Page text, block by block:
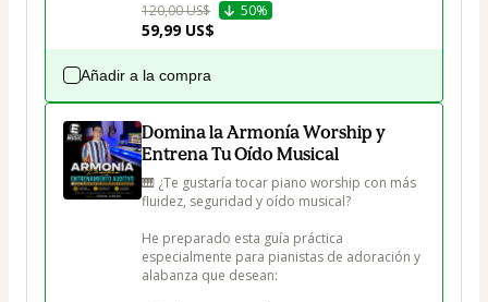
120,00 US$
50%
59,99 US$
Añadir a la compra
Domina la Armonía Worship y
Entrena Tu Oído Musical
🎹 ¿Te gustaría tocar piano worship con más
fluidez, seguridad y oído musical?
He preparado esta guía práctica
especialmente para pianistas de adoración y
alabanza que desean: